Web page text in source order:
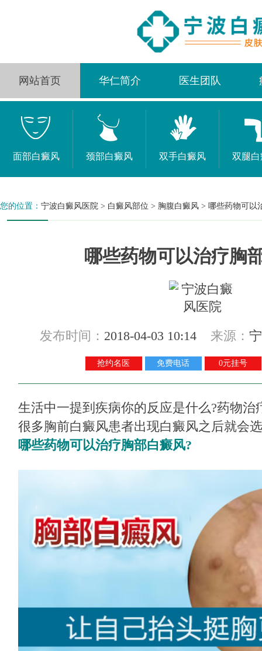
网站首页 华仁简介 医生团队
面部白癜风 颈部白癜风 双手白癜风 双腿
您的位置： 宁波白癜风医院 > 白癜风部位 > 胸腹白癜风 > 哪些药物可以
哪些药物可以治疗胸
发布时间： 2018-04-03 10:14 来源：
抢约名医 免费电话 0元挂号
生活中一提到疾病你的反应是什么?药物治
很多胸前白癜风患者出现白癜风之后就会
哪些药物可以治疗胸部白癜风?